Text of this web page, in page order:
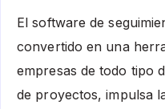
El software de
convertido en una
empresas de todo tipo
de proyectos, impulsa